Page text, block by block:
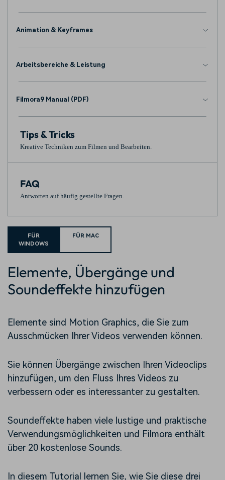
Animation & Keyframes
Arbeitsbereiche & Leistung
Filmora9 Manual (PDF)
Tips & Tricks
Kreative Techniken zum Filmen und Bearbeiten.
FAQ
Antworten auf häufig gestellte Fragen.
FÜR
WINDOWS
FÜR MAC
Elemente, Übergänge und
Soundeffekte hinzufügen
Elemente sind Motion Graphics, die Sie zum
Ausschmücken Ihrer Videos verwenden können.
Sie können Übergänge zwischen Ihren Videoclips
hinzufügen, um den Fluss Ihres Videos zu
verbessern oder es interessanter zu gestalten.
Soundeffekte haben viele lustige und praktische
Verwendungsmöglichkeiten und Filmora enthält
über 20 kostenlose Sounds.
In diesem Tutorial lernen Sie, wie Sie diese drei